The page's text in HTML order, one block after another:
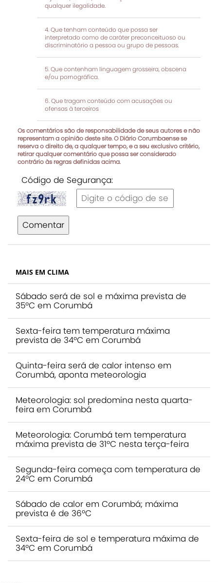
qualquer ilegalidade.
Que tenham conteúdo que possa ser
interpretado como de caráter preconceituoso ou
discriminatório a pessoa ou grupo de pessoas.
Que contenham linguagem grosseira, obscena
e/ou pornográfica.
Que tragam conteúdo com acusações ou
ofensas à terceiros
Os comentários são de responsabilidade de seus autores e não
representam a opinião deste site. O Diário Corumbaense se
reserva o direito de, a qualquer tempo, e a seu exclusivo critério,
retirar qualquer comentário que possa ser considerado
contrário às regras definidas acima.
Código de Segurança:
Comentar
MAIS EM CLIMA
Sábado será de sol e máxima prevista de
35ºC em Corumbá
Sexta-feira tem temperatura máxima
prevista de 34ºC em Corumbá
Quinta-feira será de calor intenso em
Corumbá, aponta meteorologia
Meteorologia: sol predomina nesta quarta-
feira em Corumbá
Meteorologia: Corumbá tem temperatura
máxima prevista de 31ºC nesta terça-feira
Segunda-feira começa com temperatura de
24ºC em Corumbá
Sábado de calor em Corumbá; máxima
prevista é de 36ºC
Sexta-feira de sol e temperatura máxima de
34ºC em Corumbá